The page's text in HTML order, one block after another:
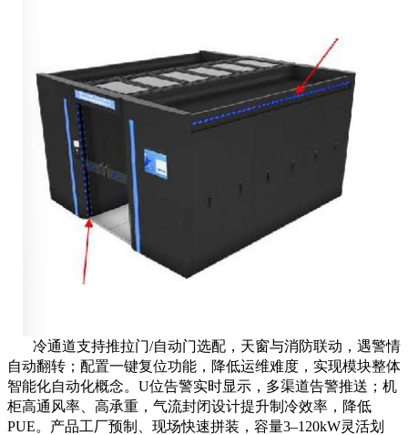
冷通道支持推拉门/自动门选配，天窗与消防联动，遇警情
自动翻转；配置一键复位功能，降低运维难度，实现模块整体
智能化自动化概念。U位告警实时显示，多渠道告警推送；机
柜高通风率、高承重，气流封闭设计提升制冷效率，降低
PUE。产品工厂预制、现场快速拼装，容量3–120kW灵活划